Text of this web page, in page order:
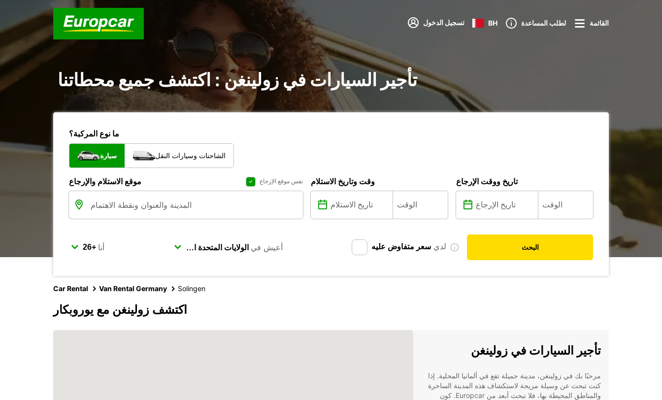
تسجيل الدخول BH لطلب المساعدة القائمة
تأجير السيارات في زولينغن : اكتشف جميع محطاتنا
ما نوع المركبة؟
سيارة الشاحنات وسيارات النقل
موقع الاستلام والإرجاع نفس موقع الإرجاع وقت وتاريخ الاستلام تاريخ ووقت الإرجاع
أنا أعيش في لدي سعر متفاوض عليه البحث
Car Rental Van Rental Germany Solingen
اكتشف زولينغن مع يوروبكار
تأجير السيارات في زولينغن
مرحبًا بك في زولينغن، مدينة جميلة تقع في ألمانيا المحلية. إذا
كنت تبحث عن وسيلة مريحة لاستكشاف هذه المدينة الساحرة
والمناطق المحيطة بها، فلا تبحث أبعد من Europcar. كون